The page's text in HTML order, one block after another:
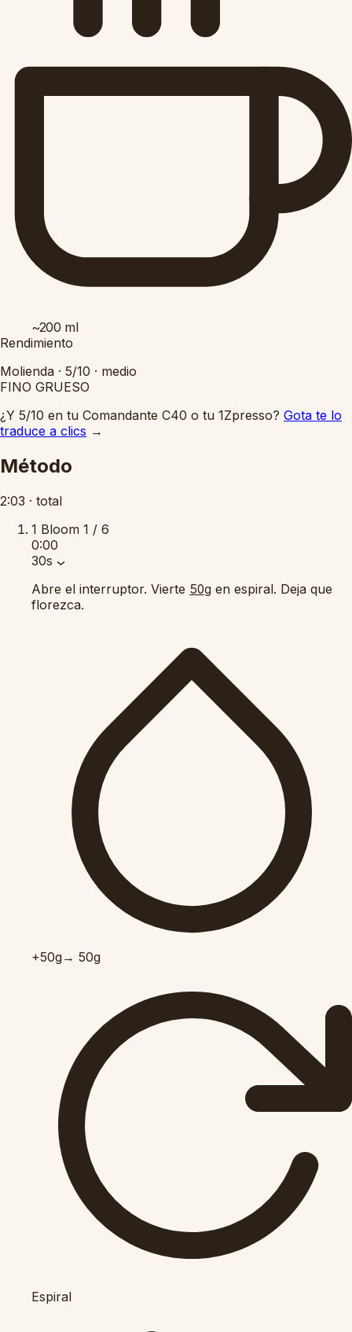
~200 ml
Rendimiento
Molienda · 5/10 · medio
FINO GRUESO
¿Y 5/10 en tu Comandante C40 o tu 1Zpresso? Gota te lo
traduce a clics →
Método
2:03 · total
1 Bloom 1 / 6
0:00
30s
Abre el interruptor. Vierte 50g en espiral. Deja que
florezca.
+50g→ 50g
Espiral